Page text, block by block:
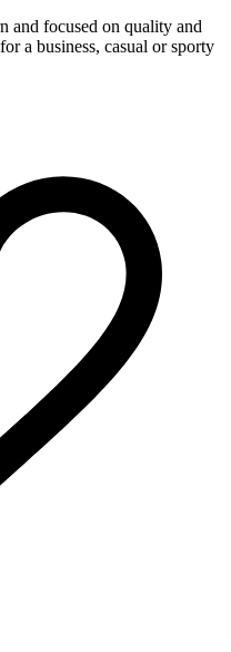
and focused on quality and
a business, casual or sporty